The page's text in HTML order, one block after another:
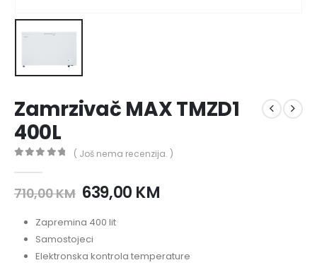
Zamrzivač MAX TMZD1
400L
( Još nema recenzija. )
710,00KM 639,00 KM
Zapremina 400 lit
Samostojeci
Elektronska kontrola temperature